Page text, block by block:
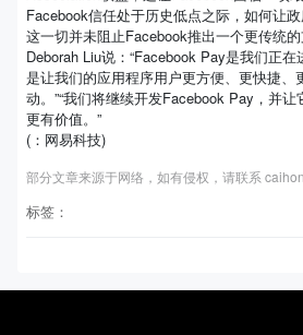
Facebook信任处于历史低点之际，如何让
这一切并未阻止Facebook推出一个更传统的
Deborah Liu说：“Facebook Pay是我们正
是让我们的应用程序用户更方便、更快捷、
动。”“我们将继续开发Facebook Pay，并
更有价值。”
(：网易科技)
部分文章来源于网络，如有侵权，请联系
标签：